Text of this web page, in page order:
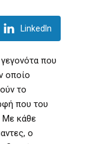
LinkedIn
που
οποίο
το
που του
Με κάθε
ο